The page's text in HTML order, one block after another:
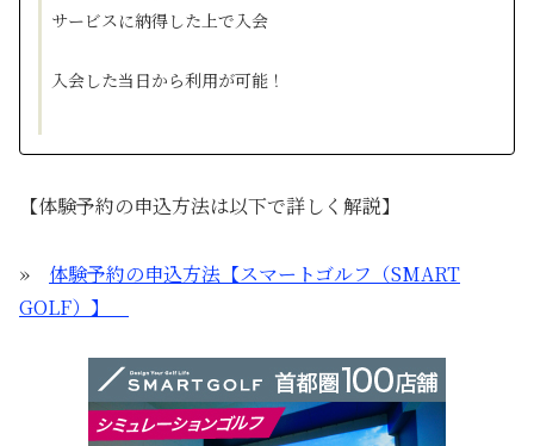
サービスに納得した上で入会
入会した当日から利用が可能！
【体験予約の申込方法は以下で詳しく解説】
» 体験予約の申込方法【スマートゴルフ（SMART
GOLF）】